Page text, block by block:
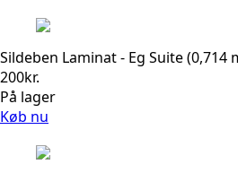
Sildeben Laminat - Eg Suite (0,714
200kr.
På lager
Køb nu